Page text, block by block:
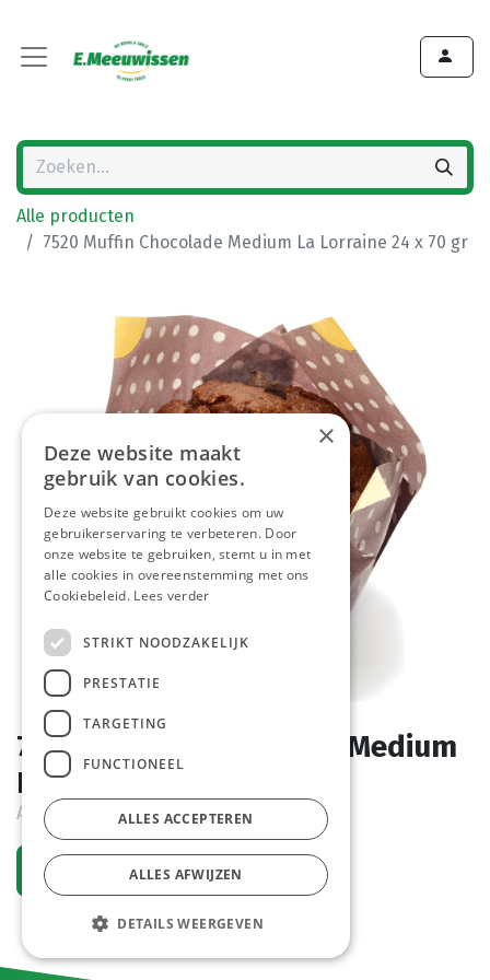
Alle producten
7520 Muffin Chocolade Medium La Lorraine 24 x 70 gr
7520 Muffin Chocolade Medium
La Lorraine 24 x 70 gr
Actief
Vraag een account aan
×
Deze website maakt
gebruik van cookies.
Deze website gebruikt cookies om uw
gebruikerservaring te verbeteren. Door
onze website te gebruiken, stemt u in met
alle cookies in overeenstemming met ons
Cookiebeleid. Lees verder
STRIKT NOODZAKELIJK
PRESTATIE
TARGETING
FUNCTIONEEL
ALLES ACCEPTEREN
ALLES AFWIJZEN
DETAILS WEERGEVEN